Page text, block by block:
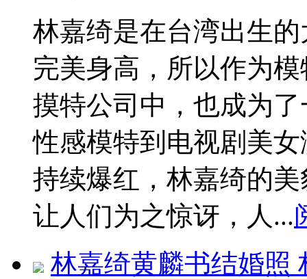
林嘉绮是在台湾出生
完美身高，所以作为
摸特公司中，也成为
性感模特到电视剧美
持续爆红，林嘉绮的
让人们为之惊讶，人...
林嘉绮黄麟书结婚照